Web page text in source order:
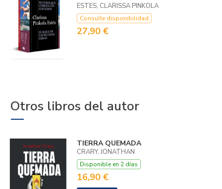
ESTES, CLARISSA PINKOLA
Consulte disponibilidad
27,90 €
Otros libros del autor
TIERRA QUEMADA
CRARY, JONATHAN
Disponible en 2 días
16,90 €